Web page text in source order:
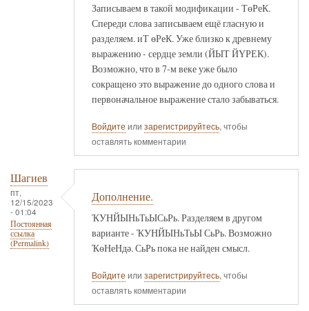
Записываем в такой модификации - ТөРеК.
Спереди слова записываем ещё гласную и
разделяем. иТ өРеК. Уже близко к древнему
выражению - сердце земли (ЙЫТ ЙҮРЕК).
Возможно, что в 7-м веке уже было
сокращено это выражение до одного слова и
первоначальное выражение стало забываться.
Войдите или зарегистрируйтесь, чтобы
оставлять комментарии
Шагиев
пт,
12/15/2023
- 01:04
Постоянная
ссылка
(Permalink)
Дополнение.
ҠУНЙЫНьТьЫСьРь. Разделяем в другом
варианте - ҠУНЙЫНьТьЫ СьРь. Возможно
ҠөНеНдә. СьРь пока не найден смысл.
Войдите или зарегистрируйтесь, чтобы
оставлять комментарии